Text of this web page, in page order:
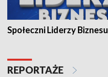
Społeczni Liderzy Biznesu
REPORTAŻE